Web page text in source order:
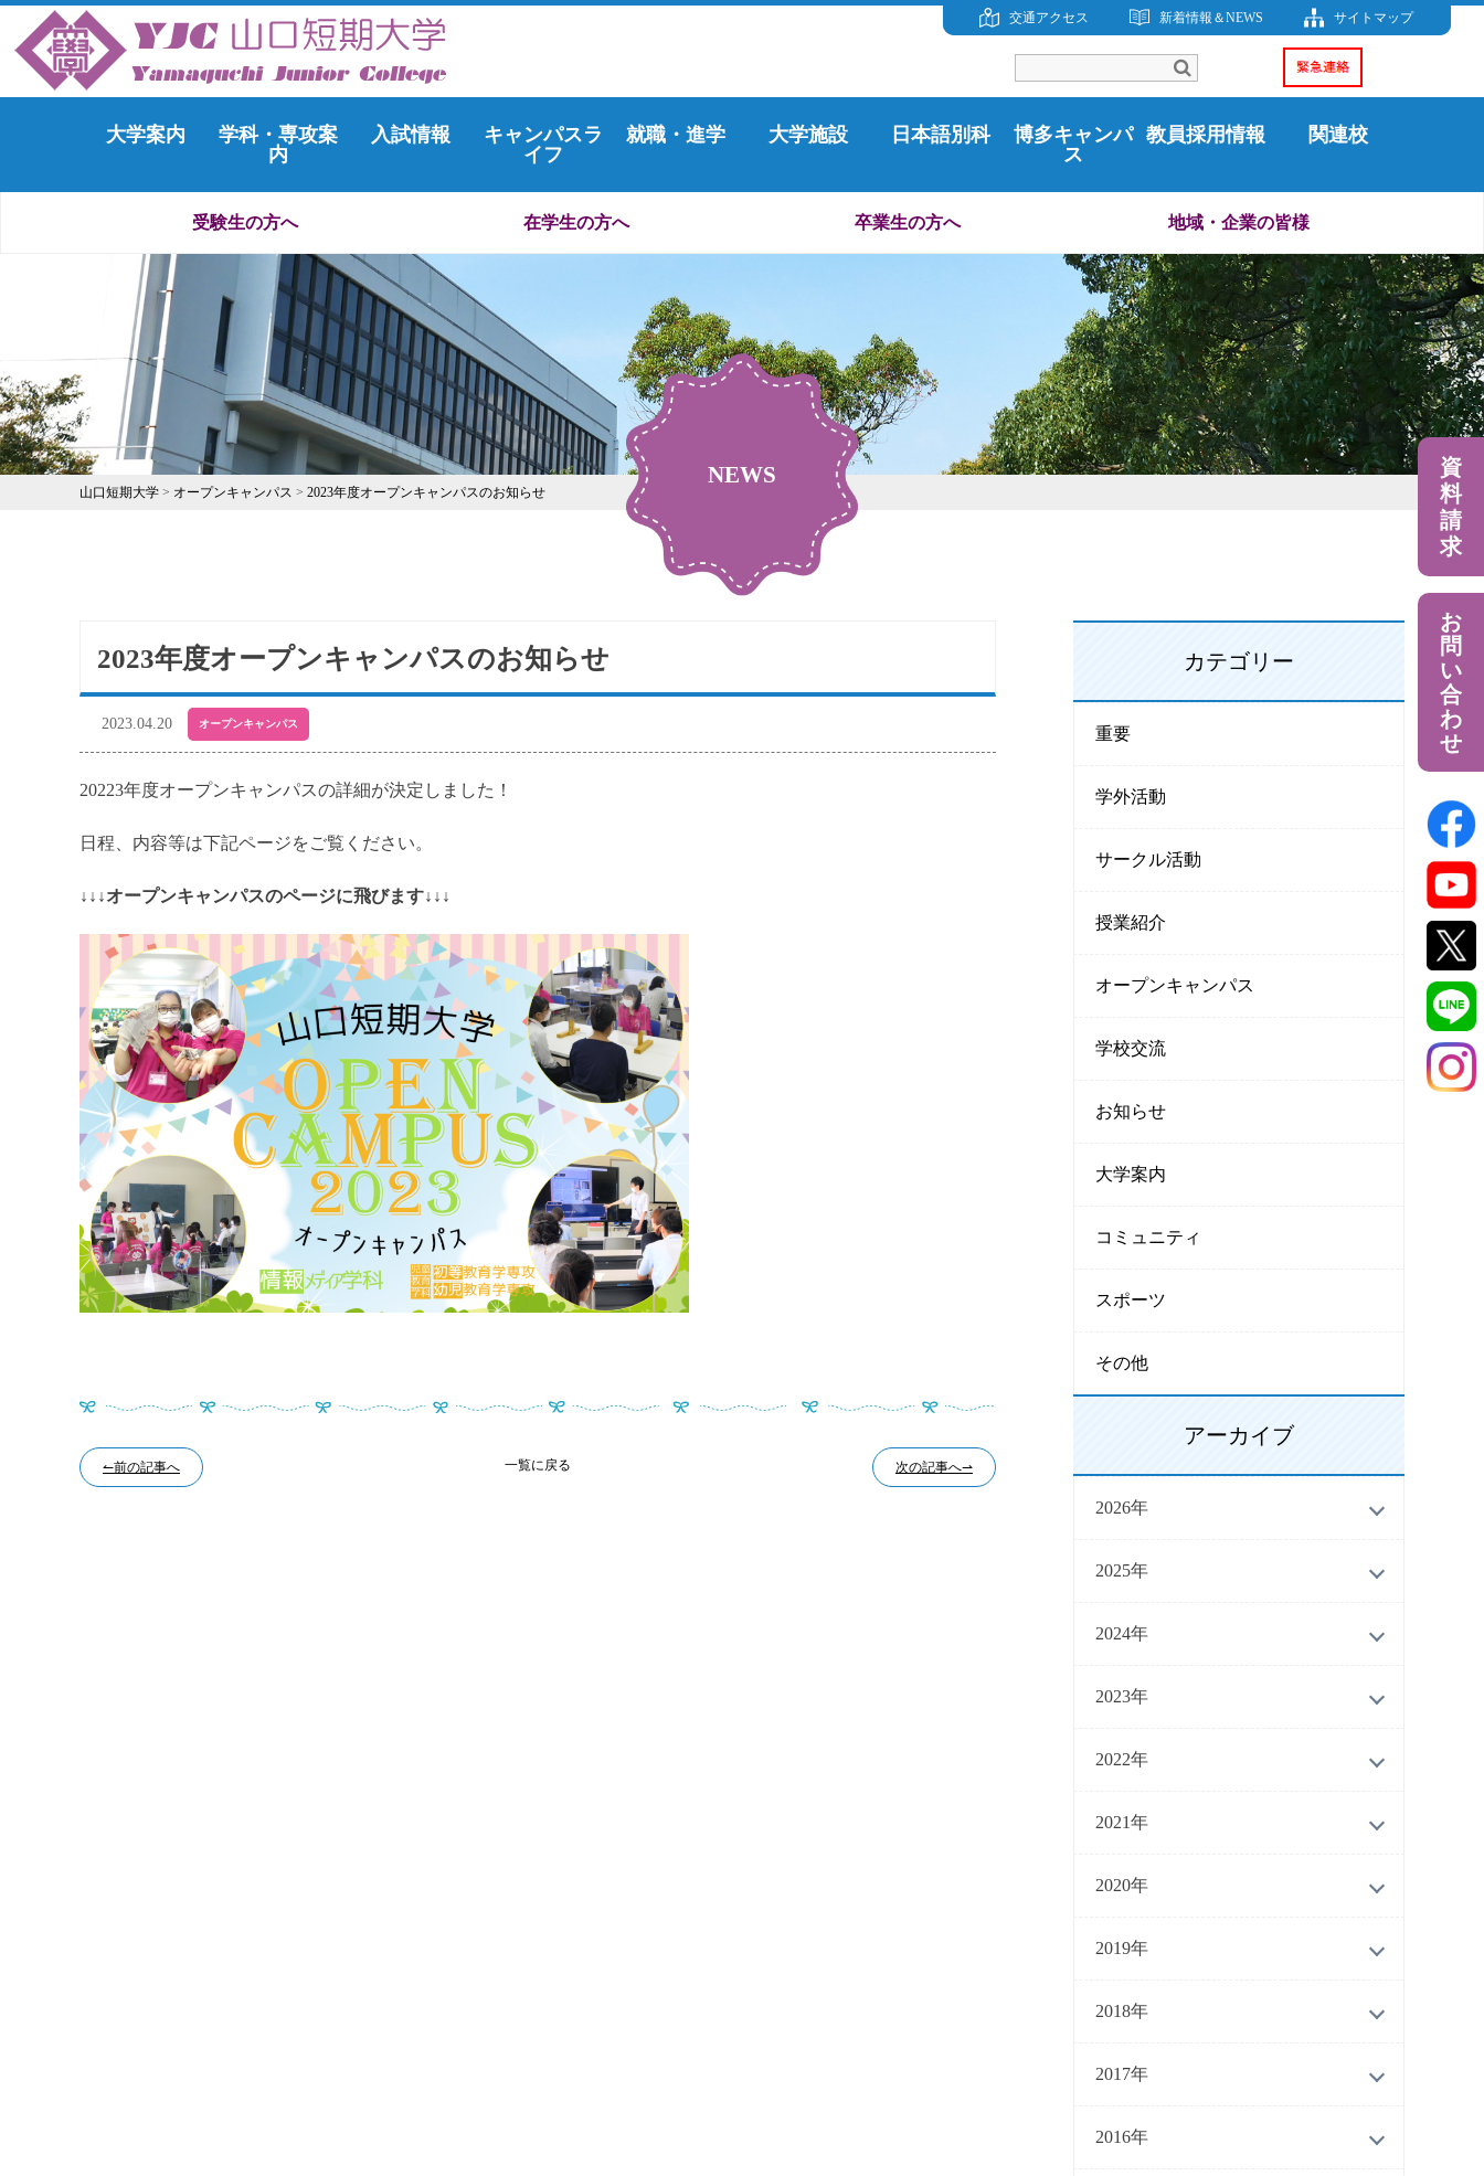
交通アクセス 新着情報＆NEWS サイトマップ
大学案内
学科・専攻案
内
入試情報
キャンパスラ
イフ
就職・進学 大学施設 日本語別科
博多キャンパ
ス
教員採用情報 関連校
受験生の方へ 在学生の方へ 卒業生の方へ 地域・企業の皆様
資
料
請
求
お
問
い
合
わ
せ
NEWS
山口短期大学 > オープンキャンパス > 2023年度オープンキャンパスのお知らせ
2023年度オープンキャンパスのお知らせ
2023.04.20 オープンキャンパス
20223年度オープンキャンパスの詳細が決定しました！
日程、内容等は下記ページをご覧ください。
↓↓↓オープンキャンパスのページに飛びます↓ ↓↓
↼前の記事へ 次の記事へ⇀
一覧に戻る
カテゴリー
重要
学外活動
サークル活動
授業紹介
オープンキャンパス
学校交流
お知らせ
大学案内
コミュニティ
スポーツ
その他
アーカイブ
2026年
2025年
2024年
2023年
2022年
2021年
2020年
2019年
2018年
2017年
2016年